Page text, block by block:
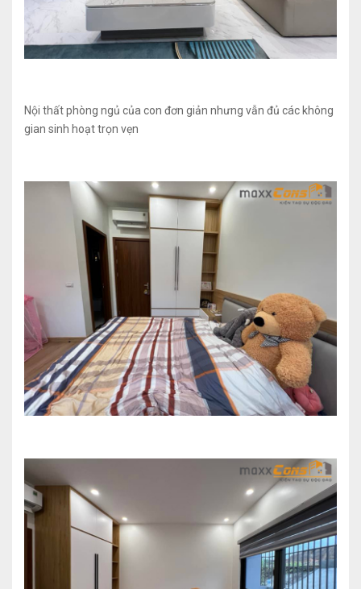
Nội thất phòng ngủ của con đơn giản nhưng vẫn đủ các không
gian sinh hoạt trọn vẹn